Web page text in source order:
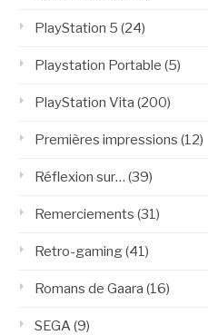
PlayStation 5 (24)
Playstation Portable (5)
PlayStation Vita (200)
Premières impressions (12)
Réflexion sur… (39)
Remerciements (31)
Retro-gaming(41)
Romans de Gaara (16)
SEGA(9)